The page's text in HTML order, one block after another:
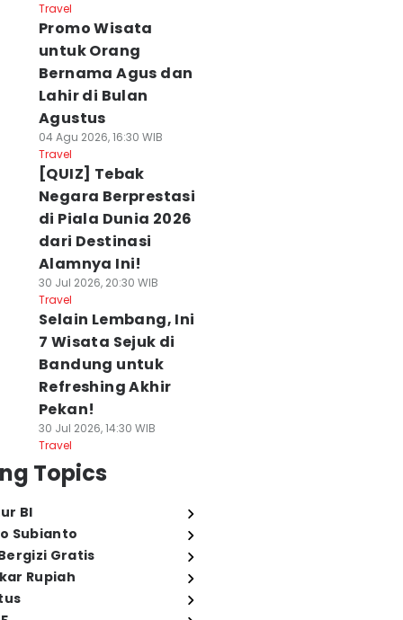
Travel
Promo Wisata
untuk Orang
Bernama Agus dan
Lahir di Bulan
Agustus
04 Agu 2026, 16:30 WIB
Travel
[QUIZ] Tebak
Negara Berprestasi
di Piala Dunia 2026
dari Destinasi
Alamnya Ini!
30 Jul 2026, 20:30 WIB
Travel
Selain Lembang, Ini
7 Wisata Sejuk di
Bandung untuk
Refreshing Akhir
Pekan!
30 Jul 2026, 14:30 WIB
Travel
Topics
BI
Subianto
Gratis
Rupiah